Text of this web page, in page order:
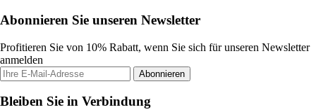
Abonnieren Sie unseren Newsletter
Profitieren Sie von 10% Rabatt, wenn Sie sich für unseren Newsletter
anmelden
Abonnieren
Bleiben Sie in Verbindung